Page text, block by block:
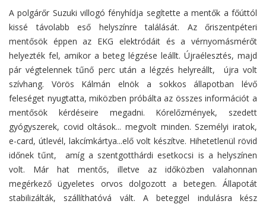
A polgárőr Suzuki villogó fényhídja segítette a mentők a főúttól
kissé távolabb eső helyszínre találását. Az őriszentpéteri
mentősök éppen az EKG elektródáit és a vérnyomásmérőt
helyezték fel, amikor a beteg légzése leállt. Újraélesztés, majd
pár végtelennek tűnő perc után a légzés helyreállt, újra volt
szívhang. Vörös Kálmán elnök a sokkos állapotban lévő
feleséget nyugtatta, miközben próbálta az összes információt a
mentősök kérdéseire megadni. Kórelőzmények, szedett
gyógyszerek, covid oltások... megvolt minden. Személyi iratok,
e-card, útlevél, lakcímkártya...elő volt készítve. Hihetetlenül rövid
időnek tűnt, amíg a szentgotthárdi esetkocsi is a helyszínen
volt. Már hat mentős, illetve az időközben valahonnan
megérkező ügyeletes orvos dolgozott a betegen. Állapotát
stabilizálták, szállíthatóvá vált. A beteggel indulásra kész